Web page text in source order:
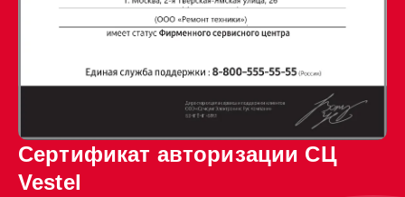
Сертификат авторизации СЦ
Vestel